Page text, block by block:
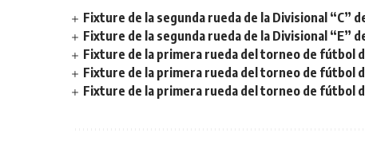
Fixture de la segunda rueda de la Divisional “C”
Fixture de la segunda rueda de la Divisional “E”
Fixture de la primera rueda del torneo de fútbol
Fixture de la primera rueda del torneo de fútbol
Fixture de la primera rueda del torneo de fútbol